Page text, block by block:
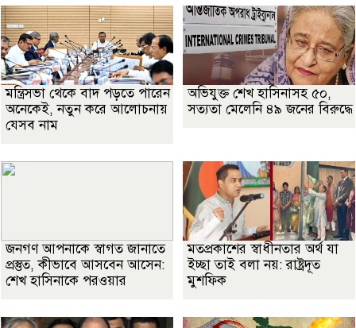
মন্ত্রিসভা থেকে বাদ পড়তে পারেন
অনেকেই, নতুন করে আলোচনায়
যেসব নাম
অভিযুক্ত শেখ হাসিনাসহ ৫০,
সত্যতা মেলেনি ৪৯ জনের বিরুদ্ধে
জনগণ আপনাকে স্বাগত জানাতে
প্রস্তুত, কীভাবে আসবেন আসেন:
শেখ হাসিনাকে পরওয়ার
মতপ্রকাশের স্বাধীনতার অর্থ যা
ইচ্ছা তাই বলা নয়: রাষ্ট্রদূত
মুশফিক